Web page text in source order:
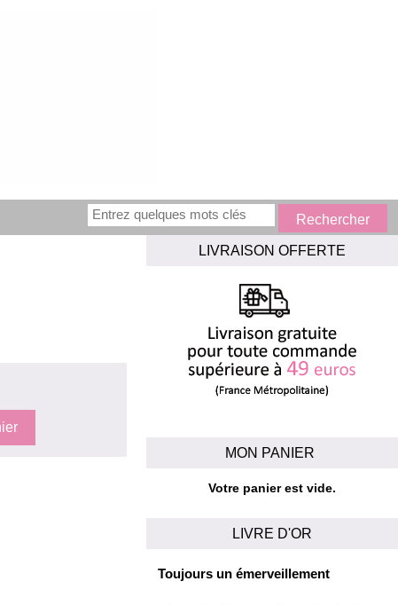
LIVRAISON OFFERTE
MON PANIER
Votre panier est vide.
LIVRE D'OR
Toujours un émerveillement